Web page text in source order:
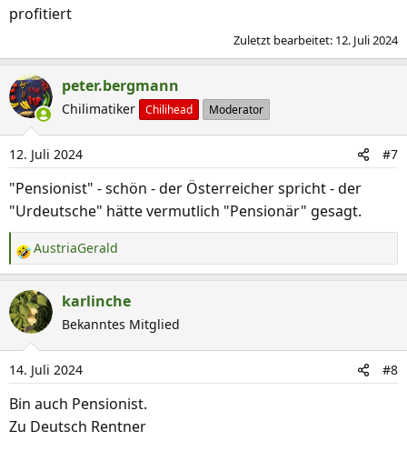
profitiert
Zuletzt bearbeitet: 12. Juli 2024
peter.bergmann
Chilimatiker Chilihead Moderator
12. Juli 2024 #7
"Pensionist" - schön - der Österreicher spricht - der
"Urdeutsche" hätte vermutlich "Pensionär" gesagt.
R
e
a
k
t
i
o
n
n
AustriaGerald
karlinche
Bekanntes Mitglied
14. Juli 2024 #8
Bin auch Pensionist.
Zu Deutsch Rentner